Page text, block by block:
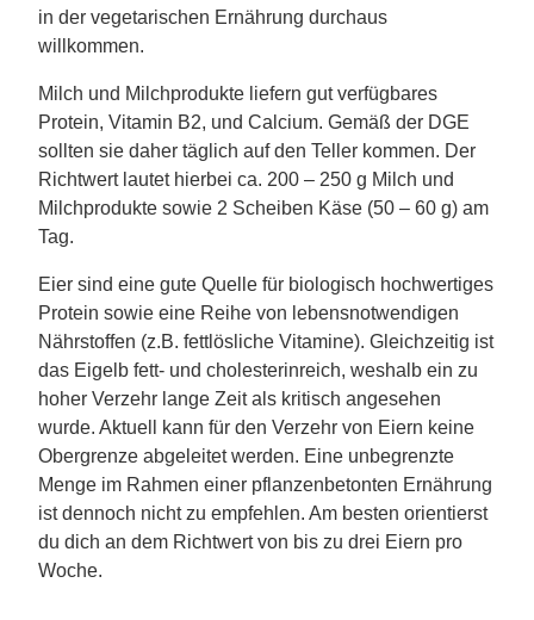
in der vegetarischen Ernährung durchaus
willkommen.
Milch und Milchprodukte liefern gut verfügbares
Protein, Vitamin B2, und Calcium. Gemäß der DGE
sollten sie daher täglich auf den Teller kommen. Der
Richtwert lautet hierbei ca. 200 – 250 g Milch und
Milchprodukte sowie 2 Scheiben Käse (50 – 60 g) am
Tag.
Eier sind eine gute Quelle für biologisch hochwertiges
Protein sowie eine Reihe von lebensnotwendigen
Nährstoffen (z.B. fettlösliche Vitamine). Gleichzeitig ist
das Eigelb fett- und cholesterinreich, weshalb ein zu
hoher Verzehr lange Zeit als kritisch angesehen
wurde. Aktuell kann für den Verzehr von Eiern keine
Obergrenze abgeleitet werden. Eine unbegrenzte
Menge im Rahmen einer pflanzenbetonten Ernährung
ist dennoch nicht zu empfehlen. Am besten orientierst
du dich an dem Richtwert von bis zu drei Eiern pro
Woche.